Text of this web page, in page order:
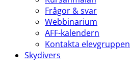
Frågor & svar
Webbinarium
AFF-kalendern
Kontakta elevgruppen
Skydivers